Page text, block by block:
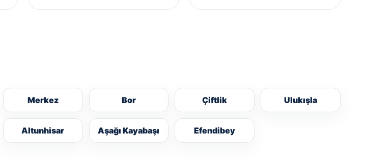
Merkez Bor Çiftlik Ulukışla
Altunhisar Aşağı Kayabaşı Efendibey